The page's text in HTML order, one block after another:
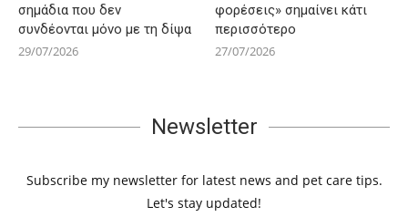
σημάδια που δεν
συνδέονται μόνο με τη δίψα
29/07/2026
φορέσεις» σημαίνει κάτι
περισσότερο
27/07/2026
Newsletter
Subscribe my newsletter for latest news and pet care tips.
Let's stay updated!